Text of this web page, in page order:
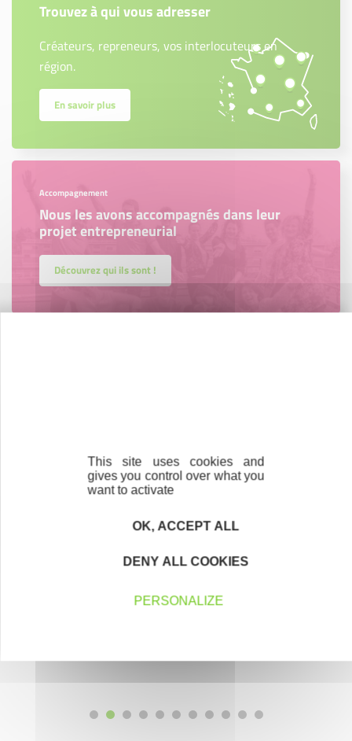
Trouvez à qui vous adresser
Créateurs, repreneurs, vos interlocuteurs en
région.
En savoir plus
Accompagnement
Nous les avons accompagnés dans leur
projet entrepreneurial
Découvrez qui ils sont !
Nos partenaires
This site uses cookies and
gives you control over what you
want to activate
OK, ACCEPT ALL
DENY ALL COOKIES
PERSONALIZE